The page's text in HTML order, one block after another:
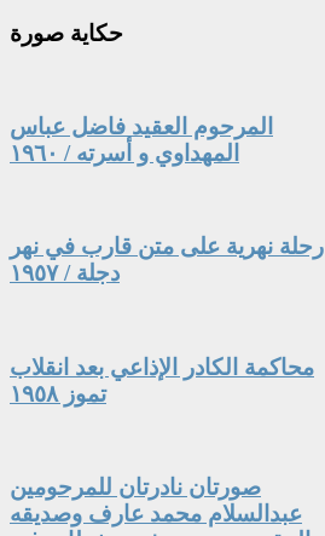
حكاية صورة
المرحوم العقيد فاضل عباس
المهداوي و أسرته / ١٩٦٠
رحلة نهرية على متن قارب في نهر
دجلة / ١٩٥٧
محاكمة الكادر الإذاعي بعد انقلاب
تموز ١٩٥٨
صورتان نادرتان للمرحومين
عبدالسلام محمد عارف وصديقه